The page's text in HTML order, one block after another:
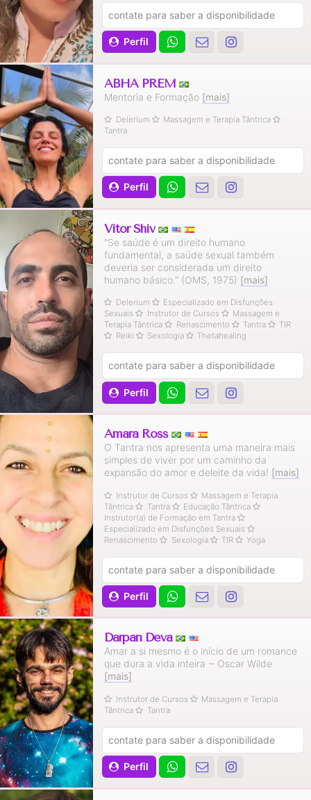
Perfil
contate para saber a disponibilidade
ABHA PREM
Mentoria e Formação [mais]
Delerium
Massagem e Terapia Tântrica
Tantra
Perfil
contate para saber a disponibilidade
Vitor Shiv
"Se saúde é um direito humano
fundamental, a saúde sexual também
deveria ser considerada um direito
humano básico." (OMS, 1975) [mais]
Delerium
Especializado em Disfunções
Sexuais
Instrutor de Cursos
Massagem e
Terapia Tântrica
Renascimento Tantra
TIR
Reiki
Sexologia Thetahealing
Perfil
contate para saber a disponibilidade
Amara Ross
O Tantra nos apresenta uma maneira mais
simples de viver por um caminho da
expansão do amor e deleite da vida! [mais]
Instrutor de Cursos
Massagem e Terapia
Tântrica
Tantra
Educação Tântrica
Instrutor(a) de Formação em Tantra
Especializado em Disfunções Sexuais
Renascimento
Sexologia TIR Yoga
Perfil
contate para saber a disponibilidade
Darpan Deva
Amar a si mesmo é o início de um romance
que dura a vida inteira ~ Oscar Wilde
[mais]
Instrutor de Cursos
Massagem e Terapia
Tântrica
Tantra
Perfil
contate para saber a disponibilidade